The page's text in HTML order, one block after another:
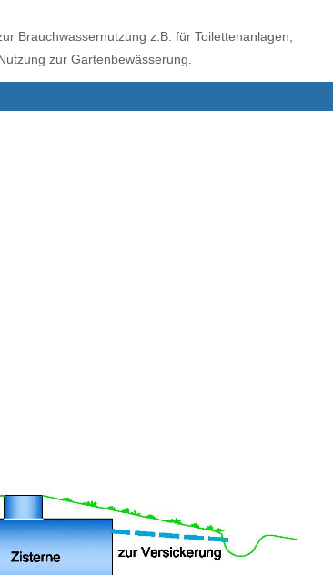
Brauchwassernutzung z.B. für Toilettenanlagen,
zur Gartenbewässerung.